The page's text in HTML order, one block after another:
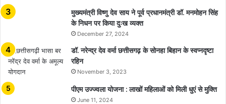
मुख्यमंत्री विष्णु देव साय ने पूर्व प्रधानमंत्री डॉ. मनमोहन सिंह
के निधन पर किया दुःख व्यक्त
December 27, 2024
डॉ. नरेन्द्र देव वर्मा छत्तीसगढ़ के सोनहा बिहान के स्वप्नदृष्टा
रहिन
November 3, 2023
पीएम उज्ज्वला योजना : लाखों महिलाओं को मिली धुएं से मुक्ति
June 11, 2024